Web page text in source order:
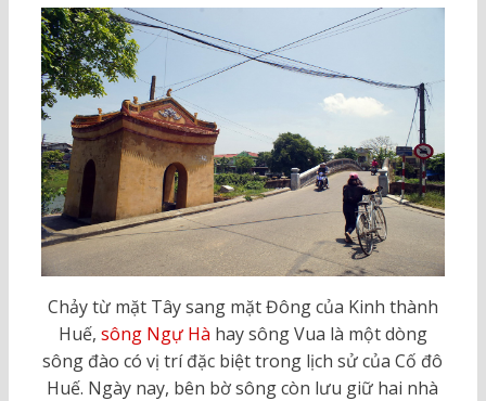
Chảy từ mặt Tây sang mặt Đông của Kinh thành
Huế, sông Ngự Hà hay sông Vua là một dòng
sông đào có vị trí đặc biệt trong lịch sử của Cố đô
Huế. Ngày nay, bên bờ sông còn lưu giữ hai nhà